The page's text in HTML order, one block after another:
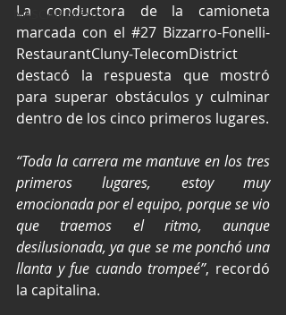
NASCAR México
La conductora de la camioneta
marcada con el #27 Bizzarro-Fonelli-
RestaurantCluny-TelecomDistrict
destacó la respuesta que mostró
para superar obstáculos y culminar
dentro de los cinco primeros lugares.
“Toda la carrera me mantuve en los tres
primeros lugares, estoy muy
emocionada por el equipo, porque se vio
que traemos el ritmo, aunque
desilusionada, ya que se me ponchó una
llanta y fue cuando trompeé”, recordó
la capitalina.